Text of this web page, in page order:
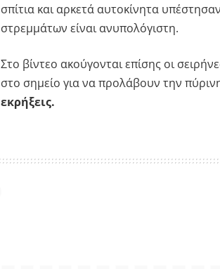
σπίτια και αρκετά αυτοκίνητα
στρεμμάτων είναι ανυπολόγιστη.
Στο βίντεο ακούγονται επίσης οι
στο σημείο για να προλάβουν την
εκρήξεις.